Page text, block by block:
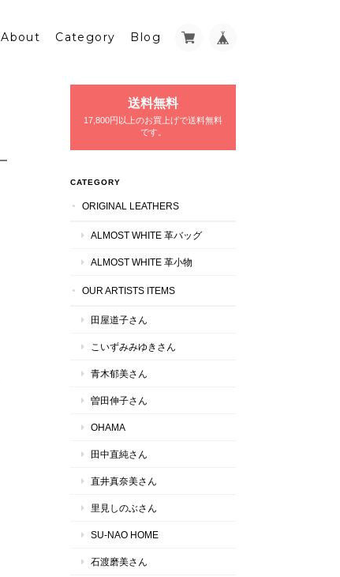
About Category Blog
送料無料
17,800円以上のお買上げで送料無料
です。
CATEGORY
ORIGINAL LEATHERS
ALMOST WHITE 革バッグ
ALMOST WHITE 革小物
OUR ARTISTS ITEMS
田屋道子さん
こいずみみゆきさん
青木郁美さん
曽田伸子さん
OHAMA
田中直純さん
直井真奈美さん
里見しのぶさん
SU-NAO HOME
石渡磨美さん